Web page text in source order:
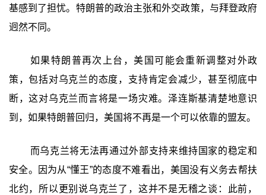
基感到了担忧。特朗普的政治主张和外交政策，与拜登政府
迥然不同。
如果特朗普再次上台，美国可能会重新调整对外政
策，包括对乌克兰的态度，支持肯定会减少，甚至彻底中
断，这对乌克兰而言将是一场灾难。泽连斯基清楚地意识
到，如果特朗普回归，美国将不再是一个可以依靠的盟友。
而乌克兰将无法再通过外部支持来维持国家的稳定和
安全。因为从“懂王”的态度不难看出，美国没有义务去帮扶
北约，所以更别说乌克兰了，这并不是无稽之谈：此前，